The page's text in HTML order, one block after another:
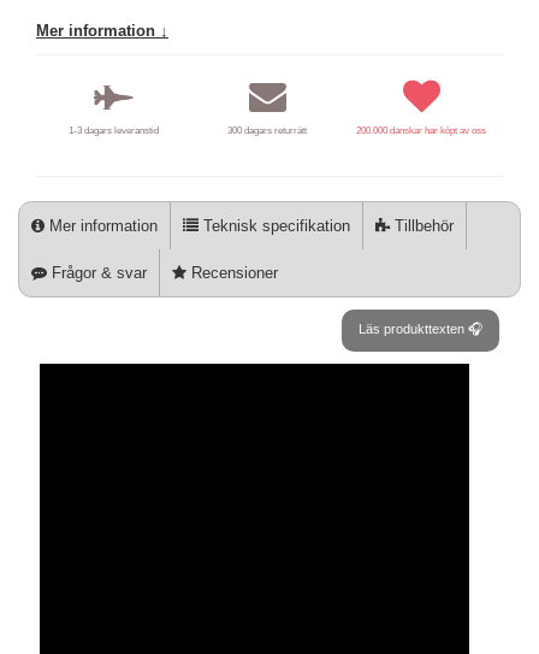
Mer information ↓
1-3 dagars leveranstid 300 dagars returrätt 200.000 danskar har köpt av oss
Mer information Teknisk specifikation Tillbehör
Frågor & svar Recensioner
Läs produkttexten 🎧